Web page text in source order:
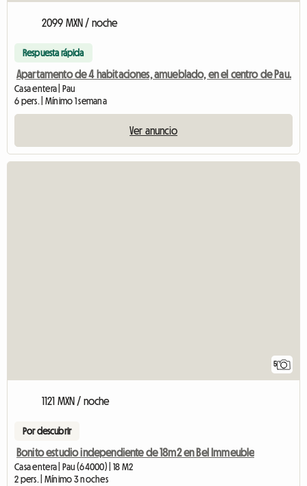
2099 MXN / noche
Respuesta rápida
Apartamento de 4 habitaciones, amueblado, en el centro de Pau.
Casa entera | Pau
6 pers. | Mínimo 1 semana
Ver anuncio
5
1121 MXN / noche
Por descubrir
Bonito estudio independiente de 18m2 en Bel Immeuble
Casa entera | Pau (64000) | 18 M2
2 pers. | Mínimo 3 noches